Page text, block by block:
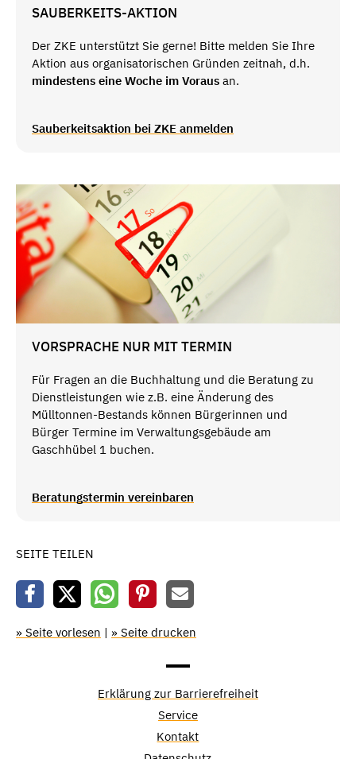
SAUBERKEITS-AKTION
Der ZKE unterstützt Sie gerne! Bitte melden Sie Ihre
Aktion aus organisatorischen Gründen zeitnah, d.h.
mindestens eine Woche im Voraus an.
Sauberkeitsaktion bei ZKE anmelden
VORSPRACHE NUR MIT TERMIN
Für Fragen an die Buchhaltung und die Beratung zu
Dienstleistungen wie z.B. eine Änderung des
Mülltonnen-Bestands können Bürgerinnen und
Bürger Termine im Verwaltungsgebäude am
Gaschhübel 1 buchen.
Beratungstermin vereinbaren
SEITE TEILEN
» Seite vorlesen | » Seite drucken
Erklärung zur Barrierefreiheit
Service
Kontakt